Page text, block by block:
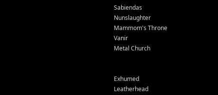
Sabiendas
Nunslaughter
Mammom's Throne
Vanir
Metal Church
Exhumed
Leatherhead